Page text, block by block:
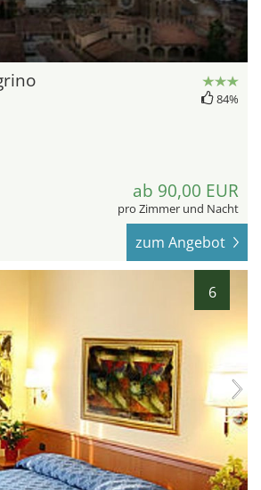
84%
ab 90,00 EUR
pro Zimmer und Nacht
zum Angebot
6